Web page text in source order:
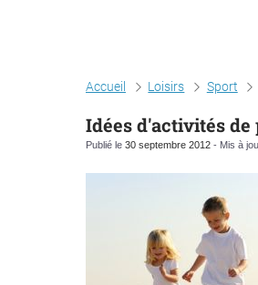
Accueil Loisirs Sport
Idées d'activités de
Publié le 30 septembre 2012 - Mis à